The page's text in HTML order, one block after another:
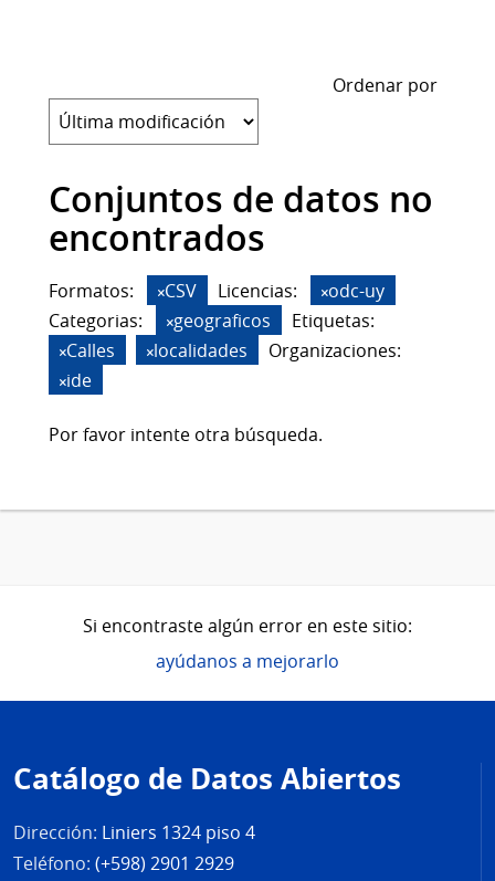
Ordenar por
Conjuntos de datos no
encontrados
Formatos: CSV Licencias:
odc-uy
Categorias:
geograficos
Etiquetas:
Calles
localidades
Organizaciones:
ide
Por favor intente otra búsqueda.
Si encontraste algún error en este sitio:
ayúdanos a mejorarlo
de
página
Catálogo de Datos Abiertos
Dirección: Liniers 1324 piso 4
Teléfono: (+598) 2901 2929